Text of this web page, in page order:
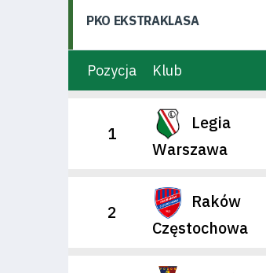
PKO EKSTRAKLASA
Pozycja Klub
1
Legia
Warszawa
2
Raków
Częstochowa